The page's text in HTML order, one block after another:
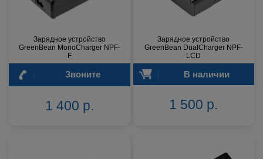
Зарядное устройство
GreenBean MonoCharger NPF-
F
Звоните
1 400 р.
Зарядное устройство
GreenBean DualCharger NPF-
LCD
В наличии
1 500 р.